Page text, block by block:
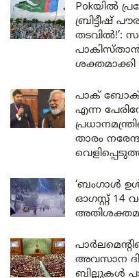
Pokയിൽ
ബ്രിട്ടീഷ്
തടവിൽ!’:
പാക്
എന്ന
താരം
‘ബംഗാൾ
ഓഗസ്റ്റ് 14
അവസാന
ബില്ലുകൾ